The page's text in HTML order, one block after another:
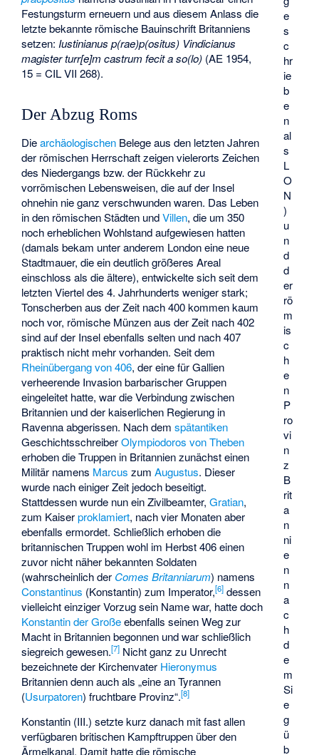
e
s
c
hr
ie
b
e
n
al
s
L
O
N
)
u
n
d
d
er
rö
m
is
c
h
e
n
P
ro
vi
n
z
B
rit
a
n
ni
e
n
n
a
c
h
d
e
m
Si
e
g
ü
b
Festungsturm erneuern und aus diesem Anlass die
letzte bekannte römische Bauinschrift Britanniens
setzen: Iustinianus p(rae)p(ositus) Vindicianus
magister turr[e]m castrum fecit a so(lo) (AE 1954,
15 = CIL VII 268).
Der Abzug Roms
Diearchäologischen Belege aus den letzten Jahren
der römischen Herrschaft zeigen vielerorts Zeichen
des Niedergangs bzw. der Rückkehr zu
vorrömischen Lebensweisen, die auf der Insel
ohnehin nie ganz verschwunden waren. Das Leben
in den römischen Städten undVillen, die um 350
noch erheblichen Wohlstand aufgewiesen hatten
(damals bekam unter anderem London eine neue
Stadtmauer, die ein deutlich größeres Areal
einschloss als die ältere), entwickelte sich seit dem
letzten Viertel des 4. Jahrhunderts weniger stark;
Tonscherben aus der Zeit nach 400 kommen kaum
noch vor, römische Münzen aus der Zeit nach 402
sind auf der Insel ebenfalls selten und nach 407
praktisch nicht mehr vorhanden. Seit dem
Rheinübergang von 406, der eine für Gallien
verheerende Invasion barbarischer Gruppen
eingeleitet hatte, war die Verbindung zwischen
Britannien und der kaiserlichen Regierung in
Ravenna abgerissen. Nach demspätantiken
GeschichtsschreiberOlympiodoros von Theben
erhoben die Truppen in Britannien zunächst einen
Militär namens Marcus zumAugustus. Dieser
wurde nach einiger Zeit jedoch beseitigt.
Stattdessen wurde nun ein Zivilbeamter,Gratian,
zum Kaiserproklamiert, nach vier Monaten aber
ebenfalls ermordet. Schließlich erhoben die
britannischen Truppen wohl im Herbst 406 einen
zuvor nicht näher bekannten Soldaten
(wahrscheinlich der Comes Britanniarum) namens
Constantinus (Konstantin) zum Imperator,[6] dessen
vielleicht einziger Vorzug sein Name war, hatte doch
Konstantin der Großeebenfalls seinen Weg zur
Macht in Britannien begonnen und war schließlich
siegreich gewesen.[7] Nicht ganz zu Unrecht
bezeichnete der Kirchenvater Hieronymus
Britannien denn auch als „eine an Tyrannen
(Usurpatoren) fruchtbare Provinz“.[8]
Konstantin (III.) setzte kurz danach mit fast allen
verfügbaren britischen Kampftruppen über den
Ärmelkanal. Damit hatte die römische